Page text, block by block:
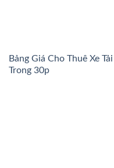
Bảng Giá Cho Thuê Xe
Trong 30p